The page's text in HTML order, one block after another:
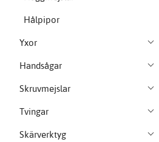
Hålpipor
Yxor
Handsågar
Skruvmejslar
Tvingar
Skärverktyg